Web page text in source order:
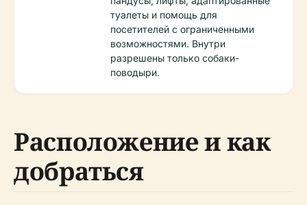
туалеты и помощь для
посетителей с ограниченными
возможностями. Внутри
разрешены только собаки-
поводыри.
Расположение и как
добраться